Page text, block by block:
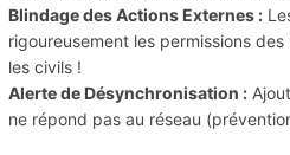
Blindage des Actions Externes :
rigoureusement les permissions
les civils !
Alerte de Désynchronisation :
ne répond pas au réseau